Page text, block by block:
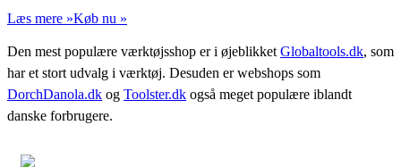
Læs mere »Køb nu »
Den mest populære værktøjsshop er i øjeblikket Globaltools.dk, som
har et stort udvalg i værktøj. Desuden er webshops som
DorchDanola.dk og Toolster.dk også meget populære iblandt
danske forbrugere.